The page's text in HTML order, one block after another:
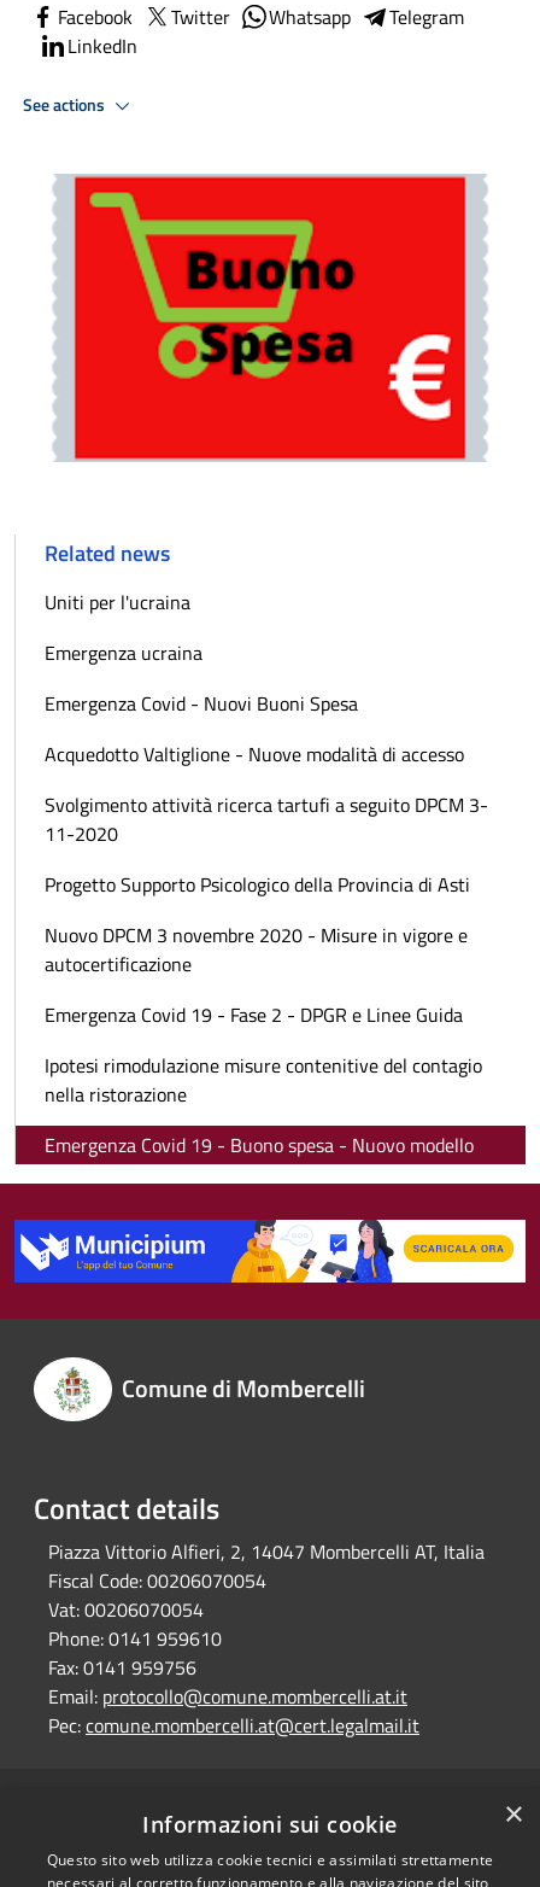
Facebook Twitter Whatsapp
Telegram
LinkedIn
See actions
Related news
Uniti per l'ucraina
Emergenza ucraina
Emergenza Covid - Nuovi Buoni Spesa
Acquedotto Valtiglione - Nuove modalità di accesso
Svolgimento attività ricerca tartufi a seguito DPCM 3-
11-2020
Progetto Supporto Psicologico della Provincia di Asti
Nuovo DPCM 3 novembre 2020 - Misure in vigore e
autocertificazione
Emergenza Covid 19 - Fase 2 - DPGR e Linee Guida
Ipotesi rimodulazione misure contenitive del contagio
nella ristorazione
Emergenza Covid 19 - Buono spesa - Nuovo modello
Comune di Mombercelli
Contact details
Piazza Vittorio Alfieri, 2, 14047 Mombercelli AT, Italia
Fiscal Code:00206070054
Vat:00206070054
Phone:0141 959610
Fax:0141 959756
Email: protocollo@comune.mombercelli.at.it
Pec:comune.mombercelli.at@cert.legalmail.it
Privacy
Comune convenzionato
Astigov
×
Informazioni sui cookie
Questo sito web utilizza cookie tecnici e assimilati strettamente
necessari al corretto funzionamento e alla navigazione del sito,